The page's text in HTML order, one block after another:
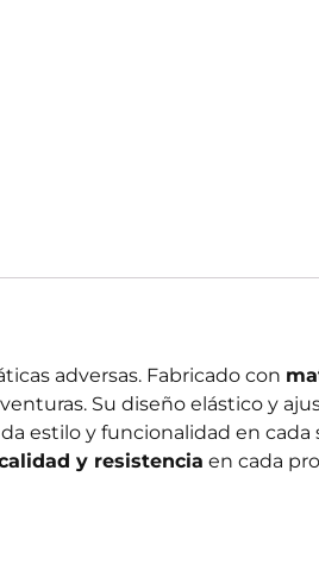
adversas. Fabricado con
Su diseño elástico y
estilo y funcionalidad en cada
y resistencia en cada